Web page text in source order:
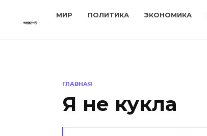
МИР ПОЛИТИКА ЭКОНОМИКА
ГЛАВНАЯ
Я не кукла